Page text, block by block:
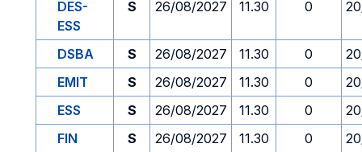
DES-
ESS
S 26/08/2027 11.30 0
DSBA S 26/08/2027 11.30 0
EMIT
S 26/08/2027 11.30 0
ESS
S 26/08/2027 11.30 0
FIN
S 26/08/2027 11.30 0